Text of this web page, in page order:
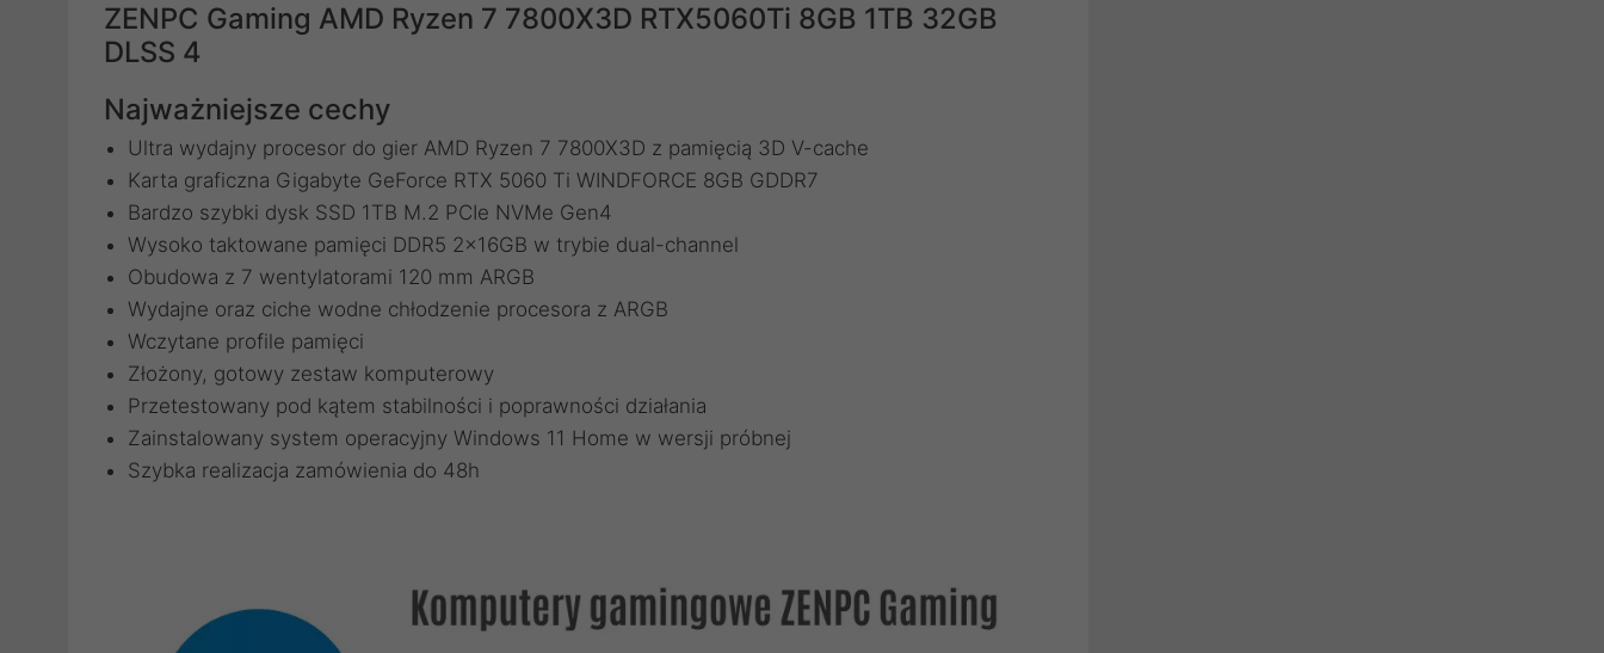
ZENPC Gaming AMD Ryzen 7 7800X3D RTX5060Ti 8GB 1TB 32GB
DLSS 4
Najważniejsze cechy
Ultra wydajny procesor do gier AMD Ryzen 7 7800X3D z pamięcią 3D V-cache
Karta graficzna Gigabyte GeForce RTX 5060 Ti WINDFORCE 8GB GDDR7
Bardzo szybki dysk SSD 1TB M.2 PCIe NVMe Gen4
Wysoko taktowane pamięci DDR5 2x16GB w trybie dual-channel
Obudowa z 7 wentylatorami 120 mm ARGB
Wydajne oraz ciche wodne chłodzenie procesora z ARGB
Wczytane profile pamięci
Złożony, gotowy zestaw komputerowy
Przetestowany pod kątem stabilności i poprawności działania
Zainstalowany system operacyjny Windows 11 Home w wersji próbnej
Szybka realizacja zamówienia do 48h